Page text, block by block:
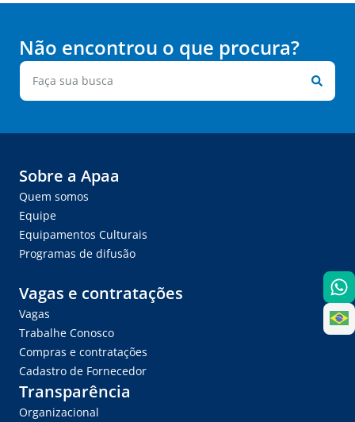
Não encontrou o que procura?
Sobre a Apaa
Quem somos
Equipe
Equipamentos Culturais
Programas de difusão
Vagas e contratações
Vagas
Trabalhe Conosco
Compras e contratações
Cadastro de Fornecedor
Transparência
Organizacional